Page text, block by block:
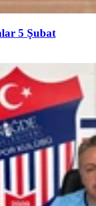
5 Şubat